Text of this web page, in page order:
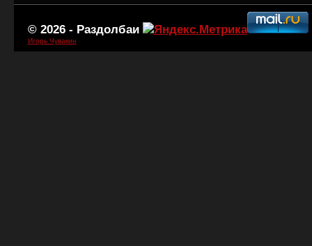
© 2026 - Раздолбаи
Игорь Чувакин